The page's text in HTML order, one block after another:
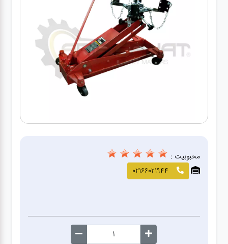
دیاگ
صافکاری
و نقاشی
کارواش
محبوبیت :
02166021944